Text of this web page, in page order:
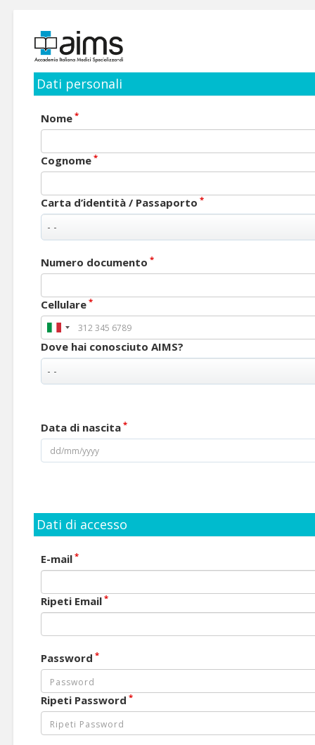
Dati personali
Nome *
Cognome *
Carta d’identità / Passaporto *
Numero documento *
Cellulare *
Dove hai conosciuto AIMS?
Data di nascita *
Dati di accesso
E-mail *
Ripeti Email *
Password *
Ripeti Password *